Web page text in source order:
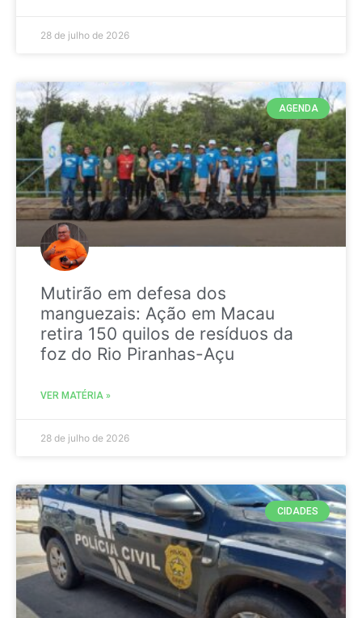
28 de julho de 2026
AGENDA
Mutirão em defesa dos
manguezais: Ação em Macau
retira 150 quilos de resíduos da
foz do Rio Piranhas-Açu
VER MATÉRIA »
28 de julho de 2026
CIDADES